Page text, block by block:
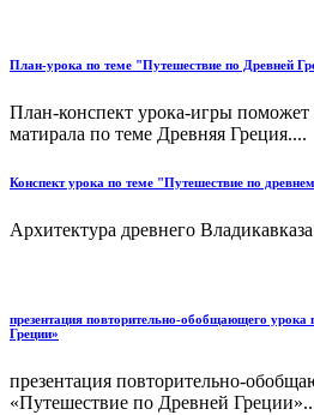
План-урока по теме "Путешествие по Древней
План-конспект урока-игры
матирала по теме Древняя Греция....
Конспект урока по теме "Путешествие по
Архитектура древнего
презентация повторительно-обобщающего
Греции»
презентация повторительно-
«Путешествие по Древней